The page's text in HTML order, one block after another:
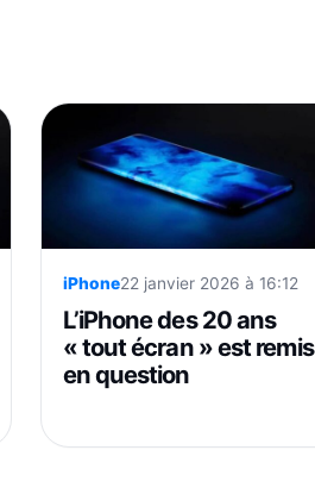
iPhone22 janvier 2026 à 16:12
L’iPhone des 20 ans
« tout écran » est remis
en question